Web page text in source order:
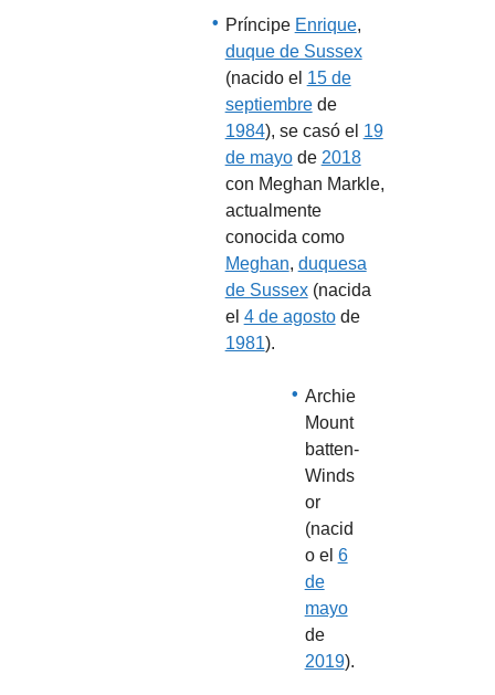
Príncipe Enrique,
duque de Sussex
(nacido el 15 de
septiembrede
1984), se casó el 19
de mayode 2018
con Meghan Markle,
actualmente
conocida como
Meghan, duquesa
de Sussex(nacida
el 4 de agostode
1981).
Archie
Mount
batten-
Winds
or
(nacid
o el 6
de
mayo
de
2019).